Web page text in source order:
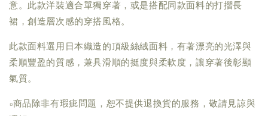
意。此款洋裝適合單獨穿著，或是搭配同款面料的打摺長
裙，創造層次感的穿搭風格。
此款面料選用日本織造的頂級絲絨面料，有著漂亮的光澤與
柔順豐盈的質感，兼具滑順的挺度與柔軟度，讓穿著後彰顯
氣質。
▫商品除非有瑕疵問題，恕不提供退換貨的服務，敬請見諒與